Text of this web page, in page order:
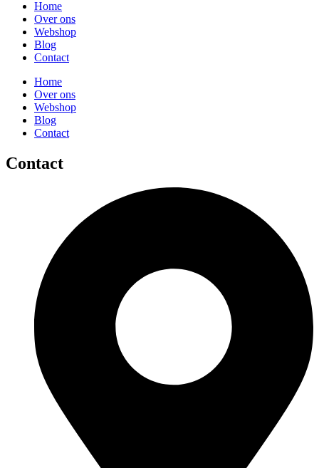
Home
Over ons
Webshop
Blog
Contact
Home
Over ons
Webshop
Blog
Contact
Contact